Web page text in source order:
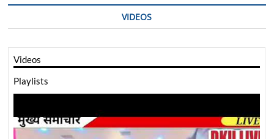
VIDEOS
Videos
Playlists